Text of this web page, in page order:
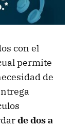
con el
permite
de
de dos a